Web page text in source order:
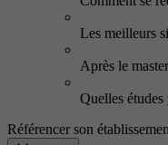
Les meilleurs
Après le
Quelles
Référencer son